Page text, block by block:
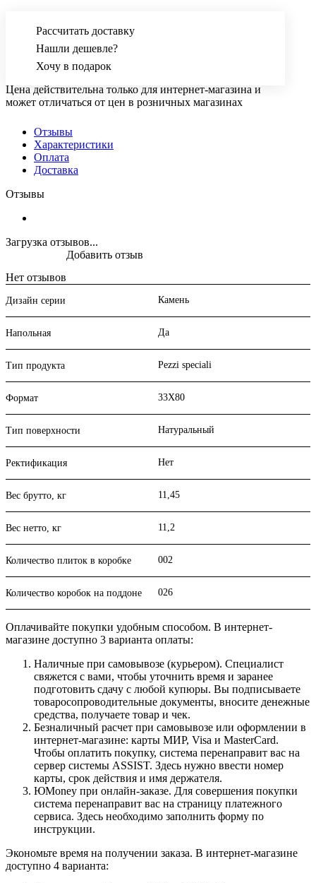
Рассчитать доставку
Нашли дешевле?
Хочу в подарок
Цена действительна только для интернет-магазина и
может отличаться от цен в розничных магазинах
Отзывы
Характеристики
Оплата
Доставка
Отзывы
Загрузка отзывов...
Нет отзывов
Добавить отзыв
Дизайн серии Камень
Напольная Да
Тип продукта Pezzi speciali
Формат 33X80
Тип поверхности Натуральный
Ректификация Нет
Вес брутто, кг 11,45
Вес нетто, кг 11,2
Количество плиток в коробке 002
Количество коробок на поддоне 026
Оплачивайте покупки удобным способом. В интернет-
магазине доступно 3 варианта оплаты:
Наличные при самовывозе (курьером). Специалист
свяжется с вами, чтобы уточнить время и заранее
подготовить сдачу с любой купюры. Вы подписываете
товаросопроводительные документы, вносите денежные
средства, получаете товар и чек.
Безналичный расчет при самовывозе или оформлении в
интернет-магазине: карты МИР, Visa и MasterCard.
Чтобы оплатить покупку, система перенаправит вас на
сервер системы ASSIST. Здесь нужно ввести номер
карты, срок действия и имя держателя.
ЮMoney при онлайн-заказе. Для совершения покупки
система перенаправит вас на страницу платежного
сервиса. Здесь необходимо заполнить форму по
инструкции.
Экономьте время на получении заказа. В интернет-магазине
доступно 4 варианта: